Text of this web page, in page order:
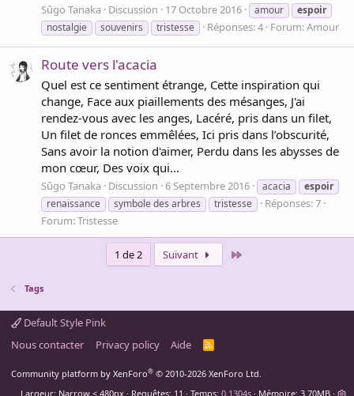
Sûgo Tanaka Discussion 17 Octobre 2016 amour
espoir
nostalgie
souvenirs tristesse Réponses: 4 Forum:Amour
Route vers l'acacia
Quel est ce sentiment étrange, Cette inspiration qui
change, Face aux piaillements des mésanges, J'ai
rendez-vous avec les anges, Lacéré, pris dans un filet,
Un filet de ronces emmêlées, Ici pris dans l’obscurité,
Sans avoir la notion d'aimer, Perdu dans les abysses de
mon cœur, Des voix qui...
Sûgo Tanaka Discussion 6 Septembre 2016 acacia
espoir
renaissance
symbole des arbres tristesse
Réponses: 7
Forum:Tristesse
1 de 2 Suivant
Tags
Default Style Pink
Nous contacter
Privacy policy Aide
R
Community platform by XenForo® © 2010-2026 XenForo Ltd.
Largeur
Requêtes 11 Temps 0.1304s Mémoire 3.70MB